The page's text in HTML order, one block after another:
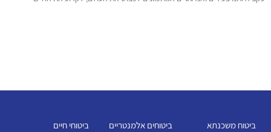
ביטוח משכנתא ביטוחים אלמנטריים ביטוחי חיים